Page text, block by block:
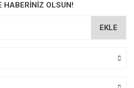
bulunuyor.
daha pahalı.
HABERİNİZ OLSUN!
EKLE